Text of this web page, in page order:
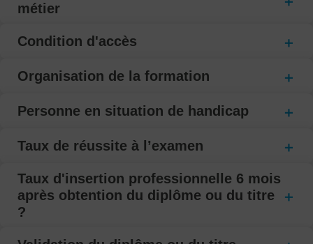
métier
Condition d'accès
Organisation de la formation
Personne en situation de handicap
Taux de réussite à l’examen
Taux d'insertion professionnelle 6 mois
après obtention du diplôme ou du titre
?